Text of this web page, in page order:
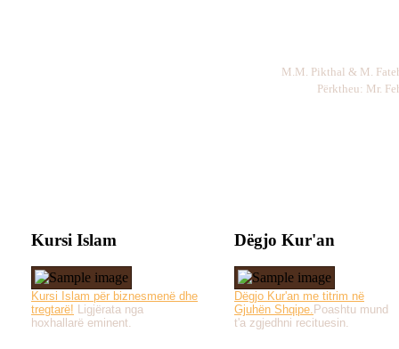
M.M. Pikthal & M.
Përktheu: Mr.
Kursi Islam
Kursi Islam për biznesmenë dhe
tregtarë! Ligjërata nga
hoxhallarë eminent.
Dëgjo Kur'an
Dëgjo Kur'an me titrim në
Gjuhën Shqipe. Poashtu mund
t'a zgjedhni recituesin.